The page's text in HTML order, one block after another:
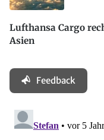
Lufthansa Cargo
Asien
Feedback